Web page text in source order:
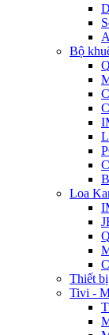
Bộ
Loa
Thiết
Tivi -